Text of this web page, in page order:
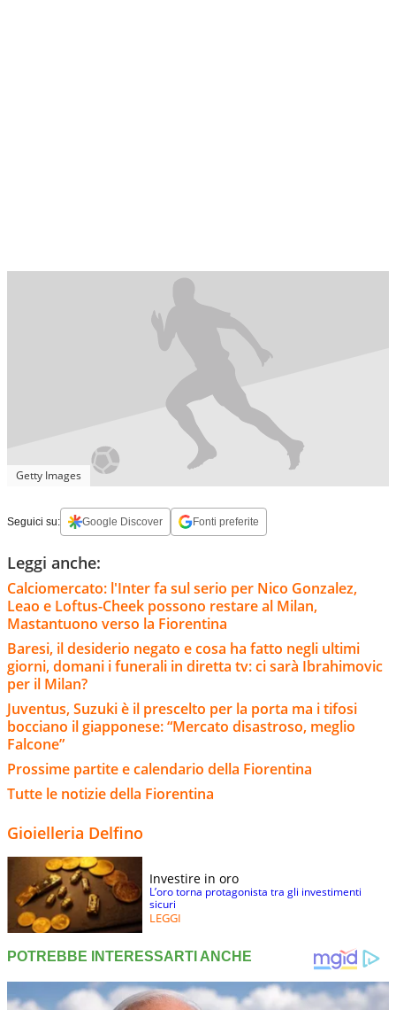
Getty Images
Seguici su: Google Discover Fonti preferite
Leggi anche:
Calciomercato: l'Inter fa sul serio per Nico Gonzalez,
Leao e Loftus-Cheek possono restare al Milan,
Mastantuono verso la Fiorentina
Baresi, il desiderio negato e cosa ha fatto negli ultimi
giorni, domani i funerali in diretta tv: ci sarà Ibrahimovic
per il Milan?
Juventus, Suzuki è il prescelto per la porta ma i tifosi
bocciano il giapponese: “Mercato disastroso, meglio
Falcone”
Prossime partite e calendario della Fiorentina
Tutte le notizie della Fiorentina
Gioielleria Delfino
Investire in oro
L’oro torna protagonista tra gli investimenti
sicuri
LEGGI